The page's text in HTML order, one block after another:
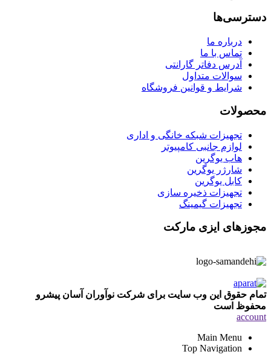
دسترسی‌ها
درباره ما
تماس با ما
آدرس دفاتر گارانتی
سوالات متداول
شرایط و قوانین فروشگاه
محصولات
تجهیزات شبکه خانگی و اداری
لوازم جانبی کامپیوتر
هاب یوگرین
شارژر یوگرین
کابل یوگرین
تجهیزات ذخیره سازی
تجهیزات گیمینگ
مجوزهای ایزی مارکت
تمام حقوق این وب سایت برای شرکت نوآوران آسان پیشرو
محفوظ است
account
Main Menu
Top Navigation